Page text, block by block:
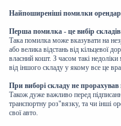
Найпоширеніші помилки
Перша помилка - це вибір
Така помилка може вказувати на
або велика відстань від кільцевої
власний кошт. З часом такі
від іншого складу у якому все це
При виборі складу не
Також дуже важливо перед
транспортну роз"вязку, та чи інші
свої авто.